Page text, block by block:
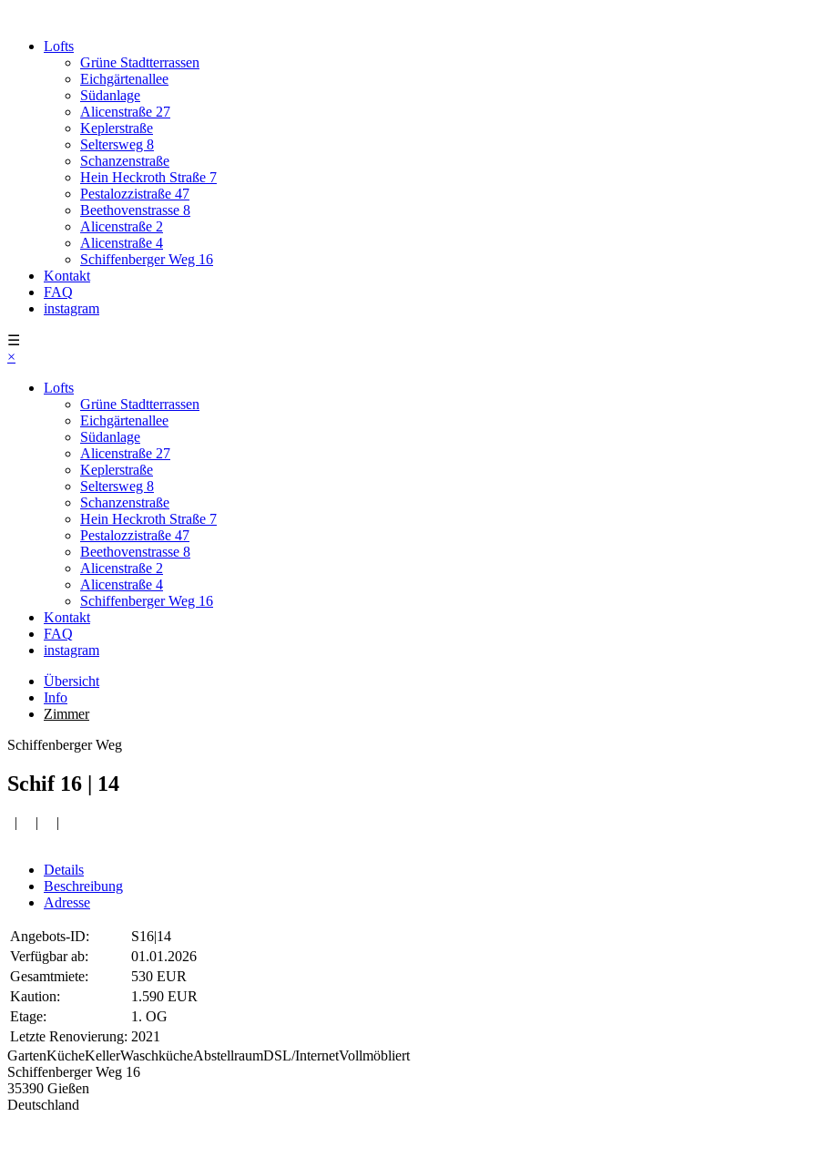
Lofts
Grüne Stadtterrassen
Eichgärtenallee
Südanlage
Alicenstraße 27
Keplerstraße
Seltersweg 8
Schanzenstraße
Hein Heckroth Straße 7
Pestalozzistraße 47
Beethovenstrasse 8
Alicenstraße 2
Alicenstraße 4
Schiffenberger Weg 16
Kontakt
FAQ
instagram
☰
×
Lofts
Grüne Stadtterrassen
Eichgärtenallee
Südanlage
Alicenstraße 27
Keplerstraße
Seltersweg 8
Schanzenstraße
Hein Heckroth Straße 7
Pestalozzistraße 47
Beethovenstrasse 8
Alicenstraße 2
Alicenstraße 4
Schiffenberger Weg 16
Kontakt
FAQ
instagram
Übersicht
Info
Zimmer
Schiffenberger Weg
Schif 16 | 14
| | |
Details
Beschreibung
Adresse
Angebots-ID:
S16|14
Verfügbar ab:
01.01.2026
Gesamtmiete:
530 EUR
Kaution:
1.590 EUR
Etage:
1. OG
Letzte Renovierung: 2021
GartenKücheKellerWaschkücheAbstellraumDSL/InternetVollmöbliert
Schiffenberger Weg 16
35390 Gießen
Deutschland